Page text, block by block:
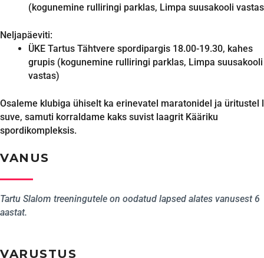
(kogunemine rulliringi parklas, Limpa suusakooli
Neljapäeviti:
ÜKE Tartus Tähtvere spordipargis 18.00-19.30, kahes
grupis (kogunemine rulliringi parklas, Limpa suusakooli
vastas)
Osaleme klubiga ühiselt ka erinevatel maratonidel ja üritustel
suve, samuti korraldame kaks suvist laagrit Kääriku
spordikompleksis.
VANUS
Tartu Slalom treeningutele on oodatud lapsed alates vanusest 6
aastat.
VARUSTUS